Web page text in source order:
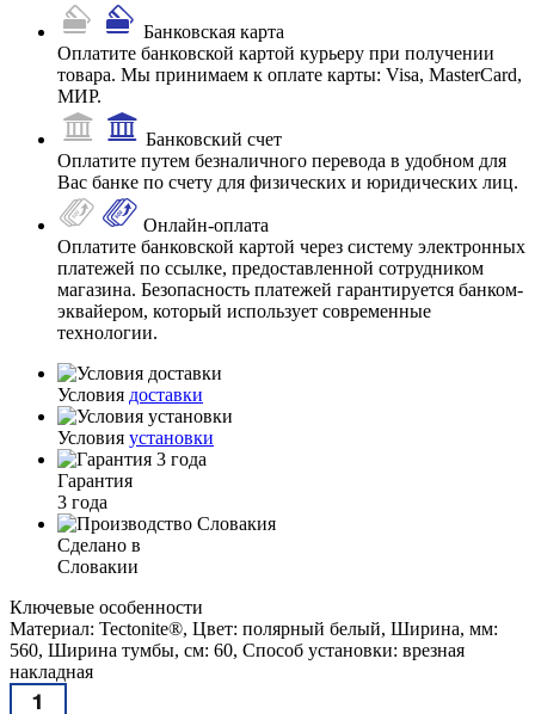
Банковская карта
Оплатите банковской картой курьеру при получении
товара. Мы принимаем к оплате карты: Visa, MasterCard,
МИР.
Банковский счет
Оплатите путем безналичного перевода в удобном для
Вас банке по счету для физических и юридических лиц.
Онлайн-оплата
Оплатите банковской картой через систему электронных
платежей по ссылке, предоставленной сотрудником
магазина. Безопасность платежей гарантируется банком-
эквайером, который использует современные
технологии.
Условия доставки
Условия установки
Гарантия
3 года
Сделано в
Словакии
Ключевые особенности
Материал: Tectonite®, Цвет: полярный белый, Ширина, мм:
560, Ширина тумбы, см: 60, Способ установки: врезная
накладная